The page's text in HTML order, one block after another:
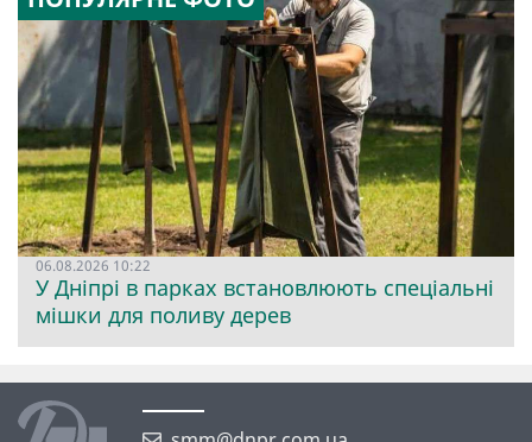
06.08.2026 10:22
У Дніпрі в парках встановлюють спеціальні
мішки для поливу дерев